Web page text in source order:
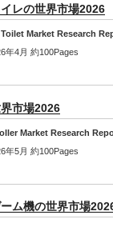
レの世界市場2026
Market Research
年4月 約100Pages
市場2026
Market Research
年5月 約100Pages
ム機の世界市場